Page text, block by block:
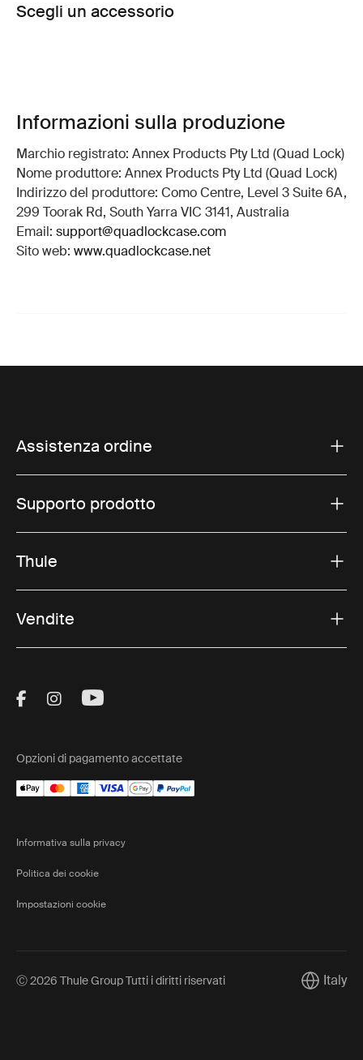
Scegli un accessorio
Informazioni sulla produzione
Marchio registrato: Annex Products Pty Ltd (Quad Lock)
Nome produttore: Annex Products Pty Ltd (Quad Lock)
Indirizzo del produttore: Como Centre, Level 3 Suite 6A,
299 Toorak Rd, South Yarra VIC 3141, Australia
Email: support@quadlockcase.com
Sito web: www.quadlockcase.net
Assistenza ordine
Supporto prodotto
Thule
Vendite
Visit Thule on Facebook (external link)
Visit Thule on Instagram (external link)
Visit Thule on Youtube (external
Opzioni di pagamento accettate
Informativa sulla privacy
Politica dei cookie
Impostazioni cookie
Ⓒ 2026 Thule Group Tutti i diritti riservati Current
Italy